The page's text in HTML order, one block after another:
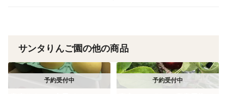
サンタりんご園の他の商品